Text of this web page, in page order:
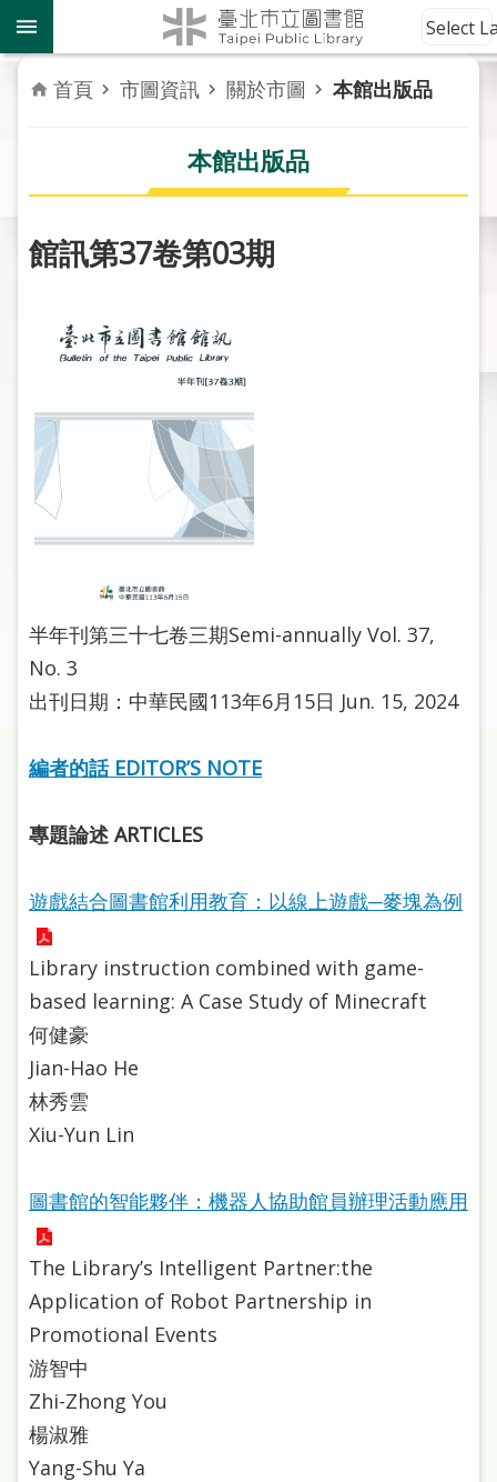
跳到主要內容區塊
到
館
資
訊
者
務
關
於
市
圖
請
常
問
答
加
市
圖
網
站
導
覽
網
兒
童
版
見
問
答
Select
首頁 市圖資訊 關於市圖 本館出版品
本館出版品
館訊第37卷第03期
半年刊第三十七卷三期Semi-annually Vol. 37,
No. 3
出刊日期：中華民國113年6月15日 Jun. 15, 2024
編者的話 EDITOR’S NOTE
專題論述 ARTICLES
遊戲結合圖書館利用教育：以線上遊戲─麥塊為例
Library instruction combined with game-
based learning: A Case Study of Minecraft
何健豪
Jian-Hao He
林秀雲
Xiu-Yun Lin
圖書館的智能夥伴：機器人協助館員辦理活動應用
The Library’s Intelligent Partner:the
Application of Robot Partnership in
Promotional Events
游智中
Zhi-Zhong You
楊淑雅
Yang-Shu Ya